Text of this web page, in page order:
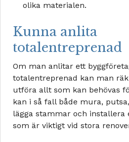
olika materialen.
Kunna anlita
totalentreprenad
Om man anlitar ett
totalentreprenad kan man
utföra allt som kan behövas
kan i så fall både mura,
lägga stammar och installera
som är viktigt vid stora